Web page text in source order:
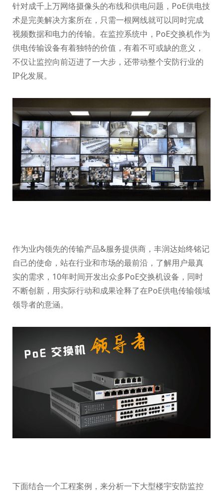
针对成千上万网络摄像头的布线和供电问题，PoE供电技
术是完美解决方案所在，只需一根网线就可以同时完成
视频数据和电力的传输。在监控系统中，PoE交换机作为
供电传输设备有着独特的价值，有着不可或缺的意义，
不仅让监控向前迈进了一大步，还带动整个安防行业的
IP化发展。
作为业内领先的传输产品&服务提供商，丰润达始终铭记
自己的使命，站在行业和市场的最前沿，了解用户最真
实的需求，10年时间开发出众多PoE交换机设备，同时
不断创新，用实际行动和成果诠释了在PoE供电传输领域
领导者的意涵。
下面结合一个工程案例，来分析一下大型楼宇安防监控